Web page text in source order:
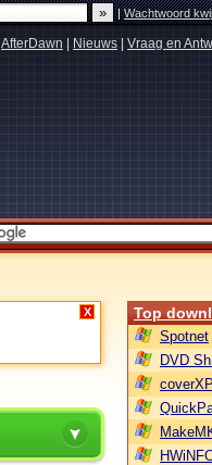
|Wachtwoord
AfterDawn Nieuws Vraag en
X Top
Spotnet
DVD